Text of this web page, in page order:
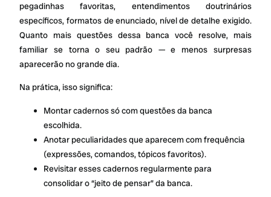
pegadinhas favoritas, entendimentos doutrinários
específicos, formatos de enunciado, nível de detalhe exigido.
Quanto mais questões dessa banca você resolve, mais
familiar se torna o seu padrão — e menos surpresas
aparecerão no grande dia.
Na prática, isso significa:
Montar cadernos só com questões da banca
escolhida.
Anotar peculiaridades que aparecem com frequência
(expressões, comandos, tópicos favoritos).
Revisitar esses cadernos regularmente para
consolidar o “jeito de pensar” da banca.